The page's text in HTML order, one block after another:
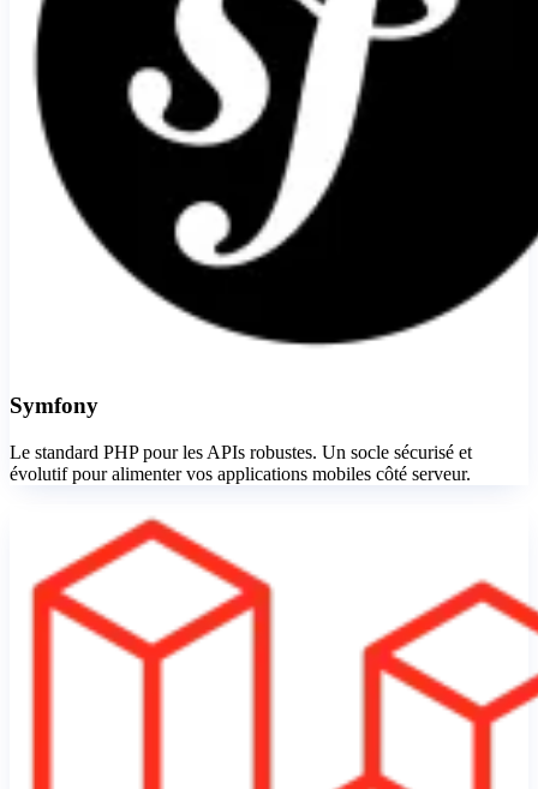
Symfony
Le standard PHP pour les APIs robustes. Un socle sécurisé et
évolutif pour alimenter vos applications mobiles côté serveur.